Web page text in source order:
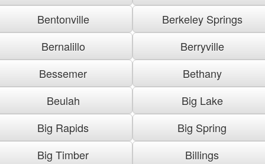
Bentonville
Berkeley Springs
Bernalillo
Berryville
Bessemer
Bethany
Beulah
Big Lake
Big Rapids
Big Spring
Big Timber
Billings